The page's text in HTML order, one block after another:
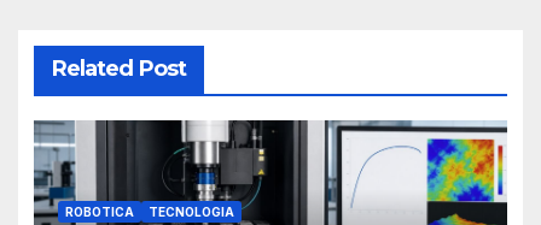
Related Post
ROBOTICA TECNOLOGIA